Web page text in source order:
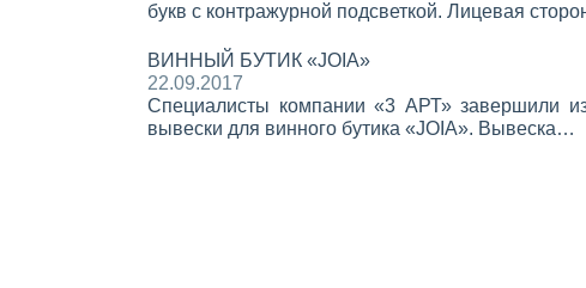
букв с контражурной подсветкой. Лицевая
ВИННЫЙ БУТИК «JOIA»
22.09.2017
Специалисты компании «3 АРТ» завершили
вывески для винного бутика «JOIA». Вывеска…